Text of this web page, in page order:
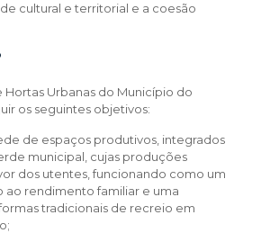
cultural e territorial e a coesão
Urbanas do Município do
os seguintes objetivos:
de espaços produtivos, integrados
municipal, cujas produções
dos utentes, funcionando como um
rendimento familiar e uma
tradicionais de recreio em